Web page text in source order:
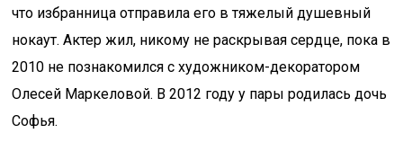
что избранница отправила его в тяжелый душевный
нокаут. Актер жил, никому не раскрывая сердце, пока в
2010 не познакомился с художником-декоратором
Олесей Маркеловой. В 2012 году у пары родилась дочь
Софья.